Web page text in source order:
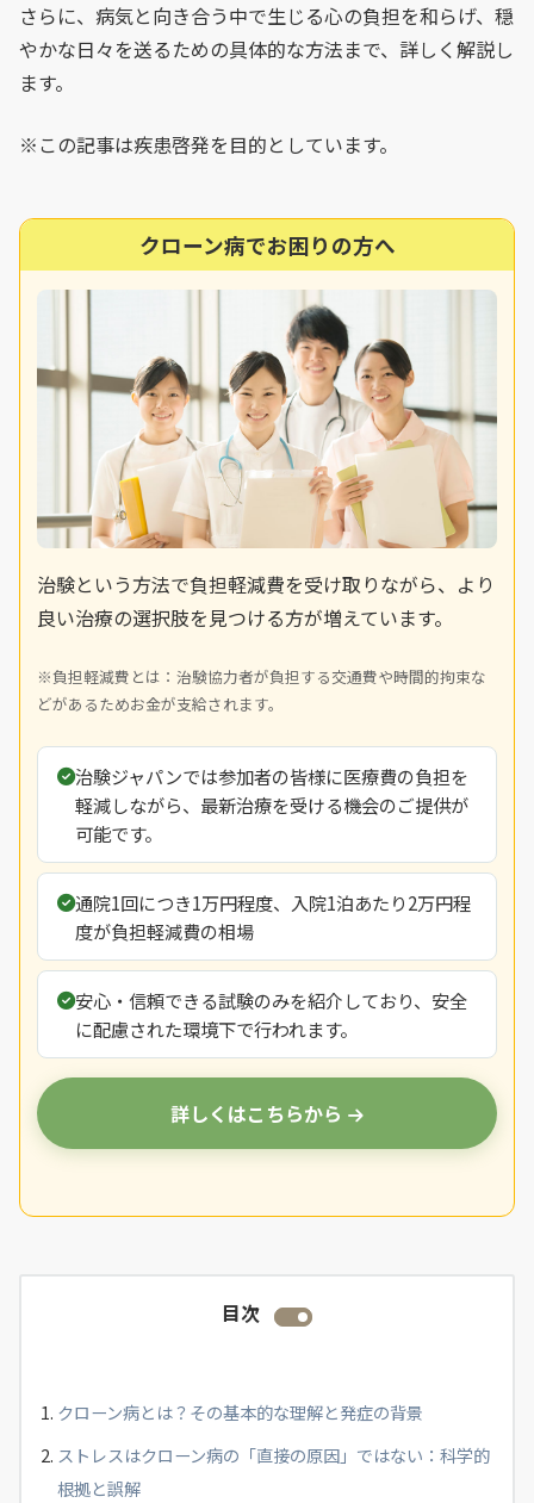
さらに、病気と向き合う中で生じる心の負担を和らげ、穏
やかな日々を送るための具体的な方法まで、詳しく解説し
ます。
※この記事は疾患啓発を目的としています。
クローン病でお困りの方へ
治験という方法で負担軽減費を受け取りながら、より
良い治療の選択肢を見つける方が増えています。
※負担軽減費とは：治験協力者が負担する交通費や時間的拘束な
どがあるためお金が支給されます。
治験ジャパンでは参加者の皆様に医療費の負担を
軽減しながら、最新治療を受ける機会のご提供が
可能です。
通院1回につき1万円程度、入院1泊あたり2万円程
度が負担軽減費の相場
安心・信頼できる試験のみを紹介しており、安全
に配慮された環境下で行われます。
詳しくはこちらから
目次
クローン病とは？その基本的な理解と発症の背景
ストレスはクローン病の「直接の原因」ではない：科学的
根拠と誤解